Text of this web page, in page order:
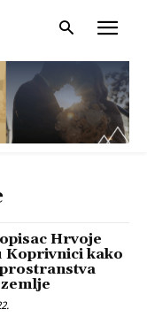
Hrvoje
Koprivnici kako